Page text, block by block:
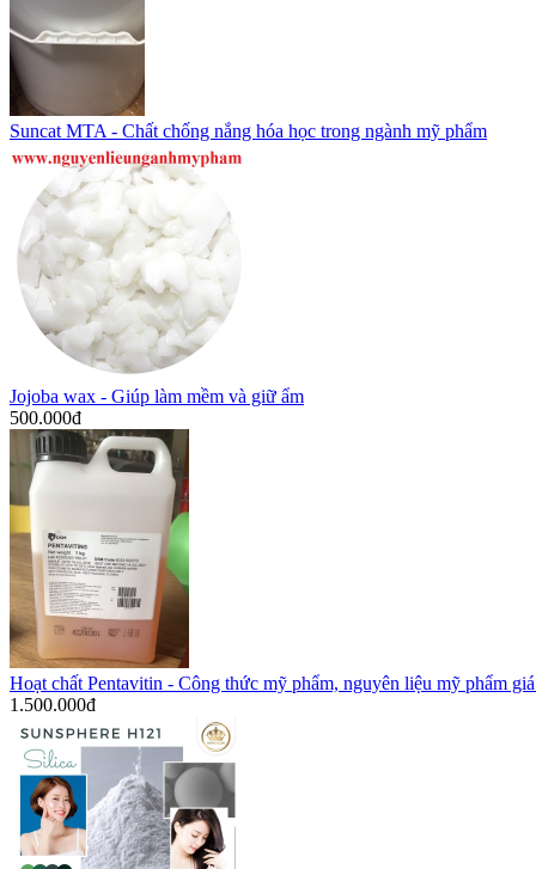
Suncat MTA - Chất chống nắng hóa học trong ngành mỹ phẩm
Jojoba wax - Giúp làm mềm và giữ ẩm
500.000đ
Hoạt chất Pentavitin - Công thức mỹ phẩm, nguyên liệu mỹ phẩm
1.500.000đ